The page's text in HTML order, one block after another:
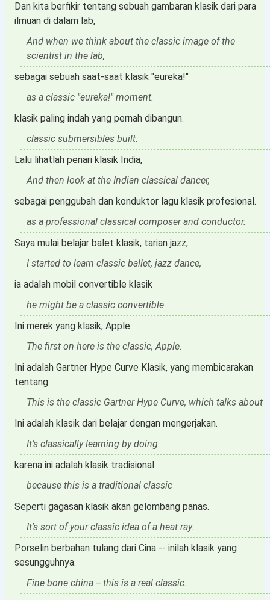
Dan kita berfikir tentang sebuah gambaran klasik dari para
ilmuan di dalam lab,
And when we think about the classic image of the
scientist in the lab,
sebagai sebuah saat-saat klasik "eureka!"
as a classic "eureka!" moment.
klasik paling indah yang pernah dibangun.
classic submersibles built.
Lalu lihatlah penari klasik India,
And then look at the Indian classical dancer,
sebagai penggubah dan konduktor lagu klasik profesional.
as a professional classical composer and conductor.
Saya mulai belajar balet klasik, tarian jazz,
I started to learn classic ballet, jazz dance,
ia adalah mobil convertible klasik
he might be a classic convertible
Ini merek yang klasik, Apple.
The first on here is the classic, Apple.
Ini adalah Gartner Hype Curve Klasik, yang membicarakan
tentang
This is the classic Gartner Hype Curve, which talks about
Ini adalah klasik dari belajar dengan mengerjakan.
It’s classically learning by doing.
karena ini adalah klasik tradisional
because this is a traditional classic
Seperti gagasan klasik akan gelombang panas.
It's sort of your classic idea of a heat ray.
Porselin berbahan tulang dari Cina -- inilah klasik yang
sesungguhnya.
Fine bone china -- this is a real classic.